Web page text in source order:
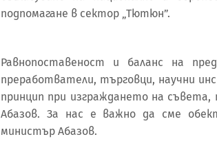
подпомагане в сектор „Тютюн”.
Равнопоставеност и баланс на
преработватели, търговци, научни
принцип при изграждането на
Абазов. За нас е важно да сме
министър Абазов.